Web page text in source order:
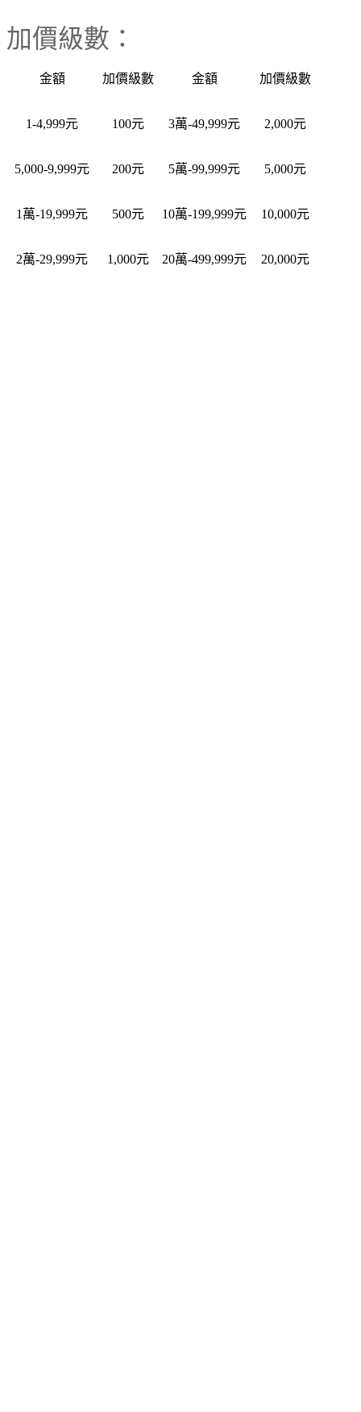
加價級數：
金額 加價級數 金額 加價級數
1-4,999元 100元 3萬-49,999元 2,000元
5,000-9,999元 200元 5萬-99,999元 5,000元
1萬-19,999元 500元 10萬-199,999元 10,000元
2萬-29,999元 1,000元 20萬-499,999元 20,000元